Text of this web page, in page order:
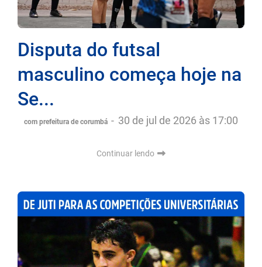
Disputa do futsal
masculino começa hoje na
Se...
com prefeitura de corumbá - 30 de jul de 2026 às 17:00
Continuar lendo